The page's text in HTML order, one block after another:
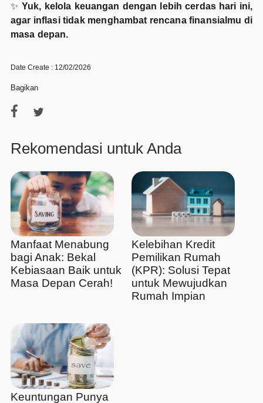
✨Yuk, kelola keuangan dengan lebih cerdas hari ini,
agar inflasi tidak menghambat rencana finansialmu di
masa depan.
Date Create : 12/02/2026
Bagikan
Rekomendasi untuk Anda
Manfaat Menabung
bagi Anak: Bekal
Kebiasaan Baik untuk
Masa Depan Cerah!
Kelebihan Kredit
Pemilikan Rumah
(KPR): Solusi Tepat
untuk Mewujudkan
Rumah Impian
Keuntungan Punya